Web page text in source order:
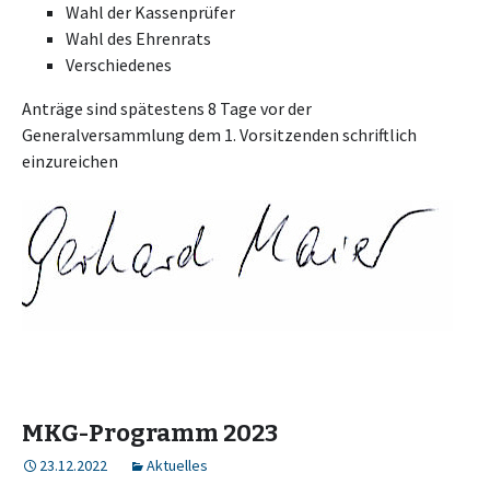
Wahl der Kassenprüfer
Wahl des Ehrenrats
Verschiedenes
Anträge sind spätestens 8 Tage vor der
Generalversammlung dem 1. Vorsitzenden schriftlich
einzureichen
MKG-Programm 2023
23.12.2022 Aktuelles